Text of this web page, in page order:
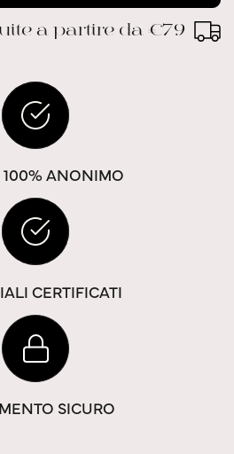
a partire da €79
100% ANONIMO
CERTIFICATI
SICURO